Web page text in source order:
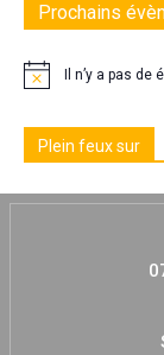
Prochains
Il n’y a pas
Plein feux sur